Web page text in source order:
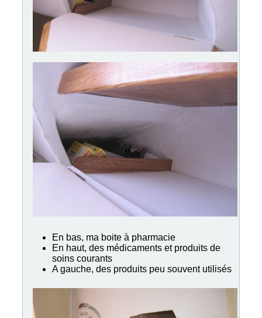
En bas, ma boite à pharmacie
En haut, des médicaments et produits de
soins courants
A gauche, des produits peu souvent utilisés